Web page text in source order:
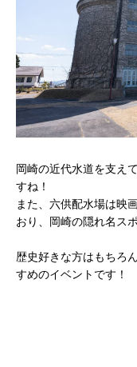
岡崎の近代水道を支え
すね！
また、六供配水場は映
おり、岡崎の隠れ名ス
歴史好きな方はもちろ
すめのイベントです！